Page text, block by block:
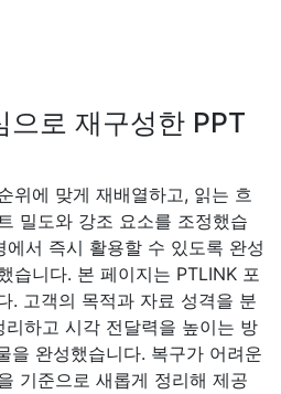
으로 재구성한 PPT
위에 맞게 재배열하고, 읽는 흐
밀도와 강조 요소를 조정했습
서 즉시 활용할 수 있도록 완성
습니다. 본 페이지는 PTLINK 포
. 고객의 목적과 자료 성격을 분
하고 시각 전달력을 높이는 방
을 완성했습니다. 복구가 어려운
기준으로 새롭게 정리해 제공